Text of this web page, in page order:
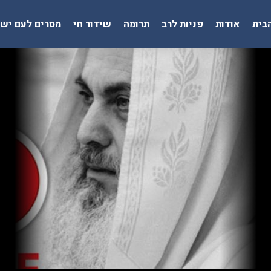
אודות פניות לרב תרומה שידור חי מסרים לעם